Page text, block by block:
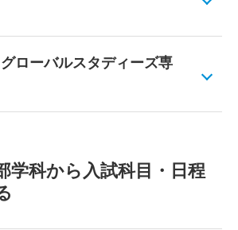
ローバルスタディーズ専
学科から入試科目・日程